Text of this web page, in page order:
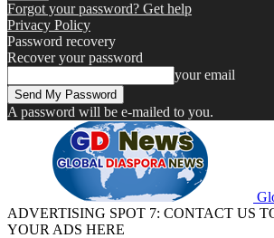
Forgot your password? Get help
Privacy Policy
Password recovery
Recover your password
your email
A password will be e-mailed to you.
ADVERTISING SPOT 7: CONTACT US
YOUR ADS HERE